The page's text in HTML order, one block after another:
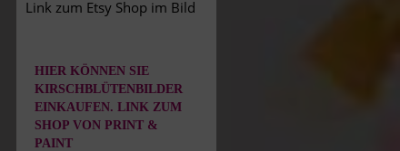
Link zum Etsy Shop im Bild
HIER KÖNNEN SIE
KIRSCHBLÜTENBILDER
EINKAUFEN. LINK ZUM
SHOP VON PRINT &
PAINT